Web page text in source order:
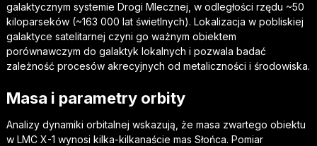
galaktycznym systemie Drogi Mlecznej, w odległości rzędu ~50
kiloparseków (~163 000 lat świetlnych). Lokalizacja w pobliskiej
galaktyce satelitarnej czyni go ważnym obiektem
porównawczym do galaktyk lokalnych i pozwala badać
zależność procesów akrecyjnych od metaliczności i środowiska.
Masa i parametry orbity
Analizy dynamiki orbitalnej wskazują, że masa zwartego obiektu
w LMC X-1 wynosi kilka-kilkanaście mas Słońca. Pomiar